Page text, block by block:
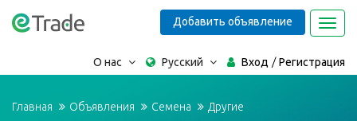
О нас
Русский Вход Регистрация
Добавить объявление
Главная Объявления Семена Другие